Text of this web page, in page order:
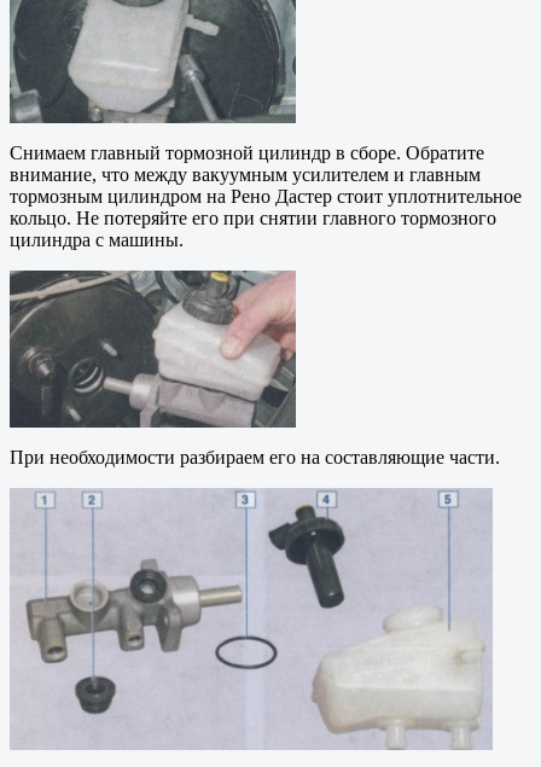
Снимаем главный тормозной цилиндр в сборе. Обратите
внимание, что между вакуумным усилителем и главным
тормозным цилиндром на Рено Дастер стоит уплотнительное
кольцо. Не потеряйте его при снятии главного тормозного
цилиндра с машины.
При необходимости разбираем его на составляющие части.